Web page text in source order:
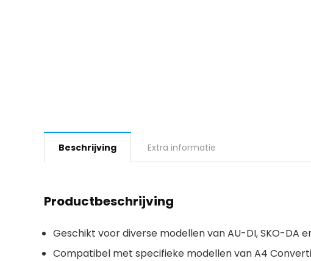
Beschrijving Extra informatie
Productbeschrijving
Geschikt voor diverse modellen van AU-DI, SKO-DA
Compatibel met specifieke modellen van A4